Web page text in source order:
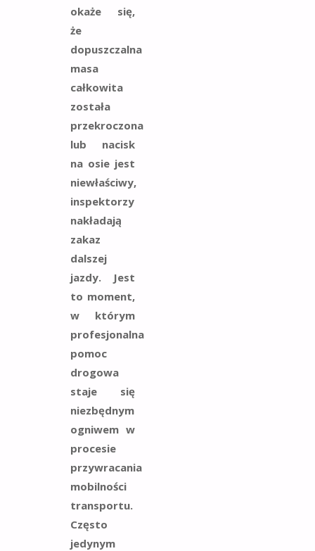
okaże się,
że
dopuszczalna
masa
całkowita
została
przekroczona
lub nacisk
na osie jest
niewłaściwy,
inspektorzy
nakładają
zakaz
dalszej
jazdy. Jest
to moment,
w którym
profesjonalna
pomoc
drogowa
staje się
niezbędnym
ogniwem w
procesie
przywracania
mobilności
transportu.
Często
jedynym